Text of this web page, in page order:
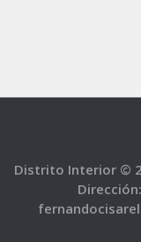
Distrito Interior ©